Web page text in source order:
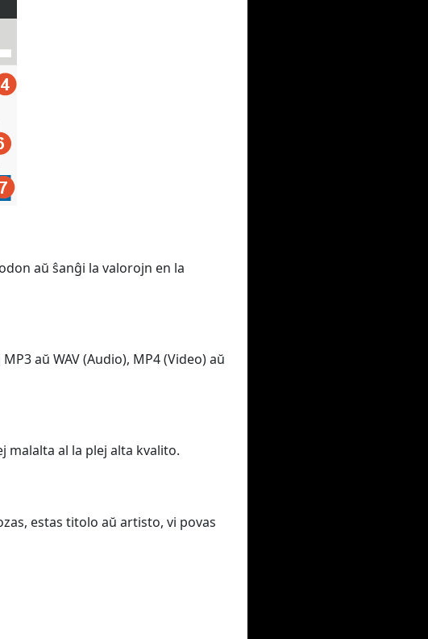
aŭ ŝanĝi la valorojn en la
aŭ WAV (Audio), MP4 (Video) aŭ
malalta al la plej alta kvalito.
estas titolo aŭ artisto, vi povas